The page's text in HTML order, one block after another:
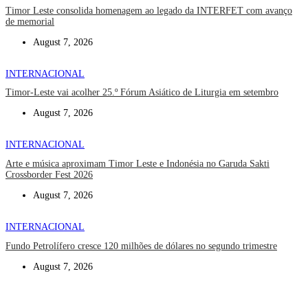
Timor Leste consolida homenagem ao legado da INTERFET com avanço
de memorial
August 7, 2026
INTERNACIONAL
Timor-Leste vai acolher 25.º Fórum Asiático de Liturgia em setembro
August 7, 2026
INTERNACIONAL
Arte e música aproximam Timor Leste e Indonésia no Garuda Sakti
Crossborder Fest 2026
August 7, 2026
INTERNACIONAL
Fundo Petrolífero cresce 120 milhões de dólares no segundo trimestre
August 7, 2026